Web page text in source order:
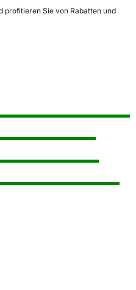
profitieren Sie von Rabatten und